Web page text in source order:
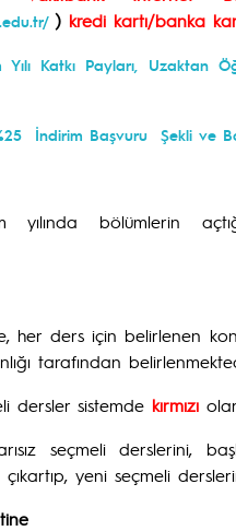
) kredi kartı/banka
Katkı Payları, Uzaktan
İndirim Başvuru Şekli ve
yılında bölümlerin
her ders için belirlenen
tarafından
dersler sistemde kırmızı
seçmeli derslerini,
yeni seçmeli